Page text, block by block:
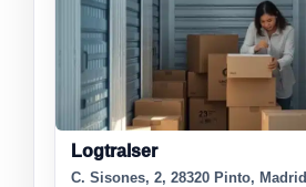
Logtralser
C. Sisones, 2, 28320 Pinto, Madrid